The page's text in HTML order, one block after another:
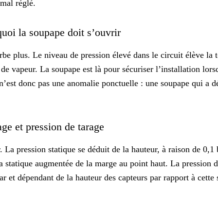
réglé.
la soupape doit s’ouvrir
plus. Le niveau de pression élevé dans le circuit élève
vapeur. La soupape est là pour sécuriser l’installation
donc pas une anomalie ponctuelle : une soupape qui a
et pression de tarage
pression statique se déduit de la hauteur, à raison de
augmentée de la marge au point haut. La pression
et dépendant de la hauteur des capteurs par rapport à